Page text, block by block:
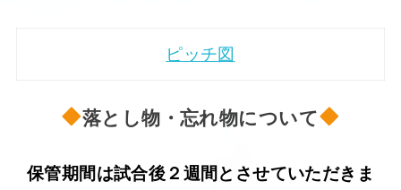
ピッチ図
落とし物・忘れ物について
保管期間は試合後２週間とさせていただきま